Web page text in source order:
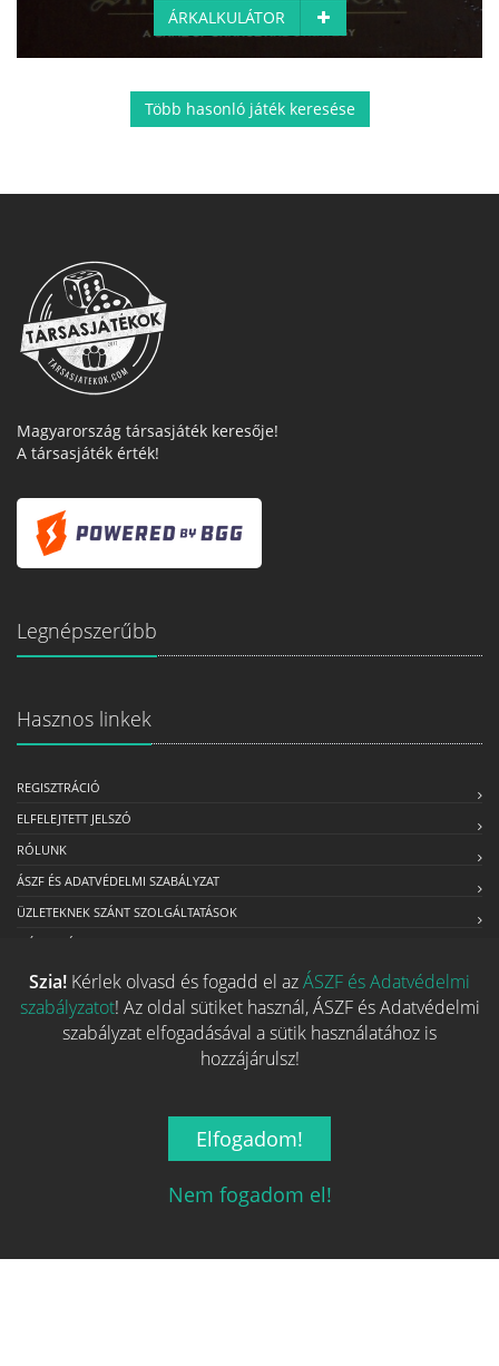
ÁRKALKULÁTOR
Több hasonló játék keresése
Magyarország társasjáték keresője!
A társasjáték érték!
Legnépszerűbb
Hasznos linkek
REGISZTRÁCIÓ
ELFELEJTETT JELSZÓ
RÓLUNK
ÁSZF ÉS ADATVÉDELMI SZABÁLYZAT
ÜZLETEKNEK SZÁNT SZOLGÁLTATÁSOK
MÉDIAAJÁNLAT
Kapcsolat
info@tarsasjatekok.com
Szia! Kérlek olvasd és fogadd el azÁSZF és Adatvédelmi
szabályzatot! Az oldal sütiket használ, ÁSZF és Adatvédelmi
szabályzat elfogadásával a sütik használatához is
hozzájárulsz!
Elfogadom!
Nem fogadom el!